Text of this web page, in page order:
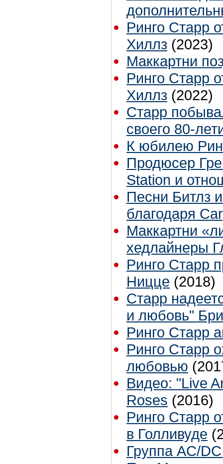
Ринго Старр
Хиллз (2023)
Маккартни
Ринго Старр
Хиллз (2022)
Старр
своего 80-
К юбилею
Продюсер
Station и
Песни Битлз
благодаря
Маккартни
хедлайнеры
Ринго Старр
Ницце (2018)
Старр
и любовь"
Ринго Старр
Ринго Старр
любовью
Видео: "Live
Roses (2016)
Ринго Старр
в Голливуде
Группа AC/